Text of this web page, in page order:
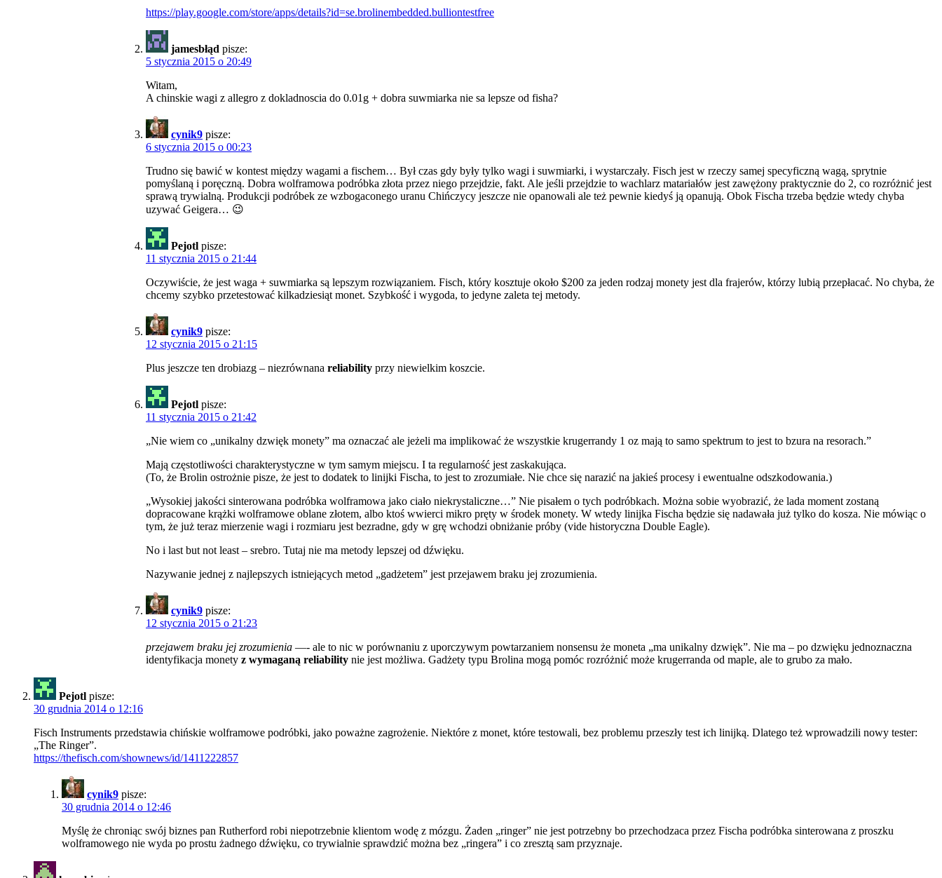
https://play.google.com/store/apps/details?id=se.brolinembedded.bulliontestfree
jamesbłąd pisze:
5 stycznia 2015 o 20:49
Witam,
A chinskie wagi z allegro z dokladnoscia do 0.01g + dobra suwmiarka nie sa lepsze od fisha?
cynik9 pisze:
6 stycznia 2015 o 00:23
Trudno się bawić w kontest między wagami a fischem… Był czas gdy były tylko wagi i suwmiarki, i wystarczały. Fisch jest w rzeczy samej specyficzną wagą, sprytnie
pomyślaną i poręczną. Dobra wolframowa podróbka złota przez niego przejdzie, fakt. Ale jeśli przejdzie to wachlarz matariałów jest zawężony praktycznie do 2, co rozróżnić jest
sprawą trywialną. Produkcji podróbek ze wzbogaconego uranu Chińczycy jeszcze nie opanowali ale też pewnie kiedyś ją opanują. Obok Fischa trzeba będzie wtedy chyba
uzywać Geigera… 😉
Pejotl pisze:
11 stycznia 2015 o 21:44
Oczywiście, że jest waga + suwmiarka są lepszym rozwiązaniem. Fisch, który kosztuje około $200 za jeden rodzaj monety jest dla frajerów, którzy lubią przepłacać. No chyba, że
chcemy szybko przetestować kilkadziesiąt monet. Szybkość i wygoda, to jedyne zaleta tej metody.
cynik9 pisze:
12 stycznia 2015 o 21:15
Plus jeszcze ten drobiazg – niezrównana reliability przy niewielkim koszcie.
Pejotl pisze:
11 stycznia 2015 o 21:42
„Nie wiem co „unikalny dzwięk monety” ma oznaczać ale jeżeli ma implikować że wszystkie krugerrandy 1 oz mają to samo spektrum to jest to bzura na resorach.”
Mają częstotliwości charakterystyczne w tym samym miejscu. I ta regularność jest zaskakująca.
(To, że Brolin ostrożnie pisze, że jest to dodatek to linijki Fischa, to jest to zrozumiałe. Nie chce się narazić na jakieś procesy i ewentualne odszkodowania.)
„Wysokiej jakości sinterowana podróbka wolframowa jako ciało niekrystaliczne…” Nie pisałem o tych podróbkach. Można sobie wyobrazić, że lada moment zostaną
dopracowane krążki wolframowe oblane złotem, albo ktoś wwierci mikro pręty w środek monety. W wtedy linijka Fischa będzie się nadawała już tylko do kosza. Nie mówiąc o
tym, że już teraz mierzenie wagi i rozmiaru jest bezradne, gdy w grę wchodzi obniżanie próby (vide historyczna Double Eagle).
No i last but not least – srebro. Tutaj nie ma metody lepszej od dźwięku.
Nazywanie jednej z najlepszych istniejących metod „gadżetem” jest przejawem braku jej zrozumienia.
cynik9 pisze:
12 stycznia 2015 o 21:23
przejawem braku jej zrozumienia —- ale to nic w porównaniu z uporczywym powtarzaniem nonsensu że moneta „ma unikalny dzwięk”. Nie ma – po dzwięku jednoznaczna
identyfikacja monety z wymaganą reliability nie jest możliwa. Gadżety typu Brolina mogą pomóc rozróżnić może krugerranda od maple, ale to grubo za mało.
Pejotl pisze:
30 grudnia 2014 o 12:16
Fisch Instruments przedstawia chińskie wolframowe podróbki, jako poważne zagrożenie. Niektóre z monet, które testowali, bez problemu przeszły test ich linijką. Dlatego też wprowadzili nowy tester:
„The Ringer”.
https://thefisch.com/shownews/id/1411222857
cynik9 pisze:
30 grudnia 2014 o 12:46
Myślę że chroniąc swój biznes pan Rutherford robi niepotrzebnie klientom wodę z mózgu. Żaden „ringer” nie jest potrzebny bo przechodzaca przez Fischa podróbka sinterowana z proszku
wolframowego nie wyda po prostu żadnego dźwięku, co trywialnie sprawdzić można bez „ringera” i co zresztą sam przyznaje.